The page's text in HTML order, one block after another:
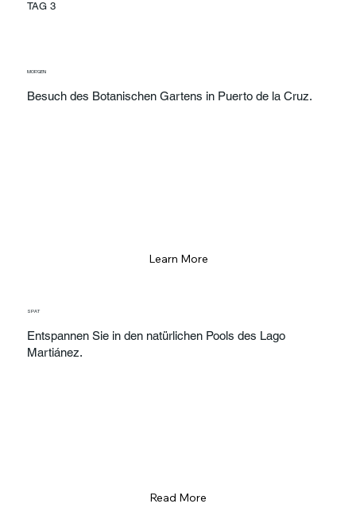
TAG 3
MORGEN
Besuch des Botanischen Gartens in Puerto de la Cruz.
Learn More
SPAT
Entspannen Sie in den natürlichen Pools des Lago
Martiánez.
Read More